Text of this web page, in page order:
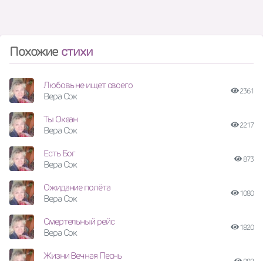
Похожие стихи
Любовь не ищет своего
Вера Сок
2361
Ты Океан
Вера Сок
2217
Есть Бог
Вера Сок
873
Ожидание полёта
Вера Сок
1080
Смертельный рейс
Вера Сок
1820
Жизни Вечная Песнь